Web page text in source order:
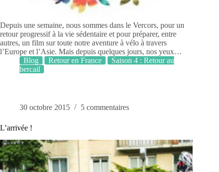
Depuis une semaine, nous sommes dans le Vercors, pour un
retour progressif à la vie sédentaire et pour préparer, entre
autres, un film sur toute notre aventure à vélo à travers
l’Europe et l’Asie. Mais depuis quelques jours, nos yeux…
Blog
Retour en France
Saison 4 : Retour au
bercail
30 octobre 2015 5 commentaires
L’arrivée !